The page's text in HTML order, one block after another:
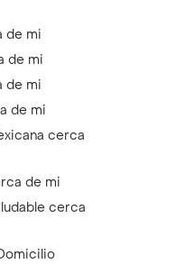
de mi
de mi
de mi
de mi
cerca
de mi
cerca